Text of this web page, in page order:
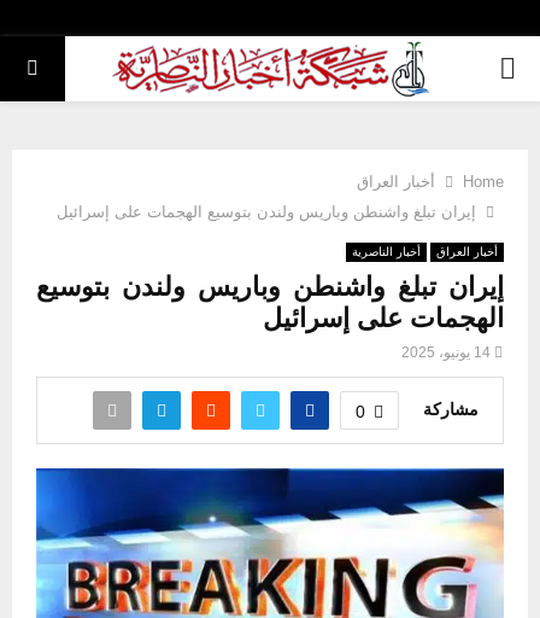
PRIMARY
Home
أخبار العراق
إيران تبلغ واشنطن وباريس ولندن بتوسيع الهجمات على إسرائيل
أخبار العراق أخبار الناصرية
إيران تبلغ واشنطن وباريس ولندن بتوسيع
الهجمات على إسرائيل
14 يونيو، 2025
مشاركة 0